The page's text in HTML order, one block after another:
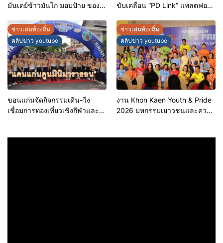
มันเดย์ข้าวมันไก่ มอบป้าย ของดี
ประกอบการคุณภาพ ยกระดับ
มาตรฐาน สร้างความเชื่อมั่นให้ผู้
บริโภค
ขับเคลื่อน “PD Link” แพลตฟอร์ม
บริหารงานบนฐานข้อมูลที่
แม่นยำและยั่งยืน
ข่าวเด่นท้องถิ่น
คลิปข่าว youtube
ขอนแก่นจัดกิจกรรมเดิน-วิ่ง
เชื่อมการท่องเที่ยวเชิงกีฬาและ
ข่าวเด่นท้องถิ่น
คลิปข่าว youtube
งาน Khon Kaen Youth & Pride
2026 มหกรรมเยาวชนและความ